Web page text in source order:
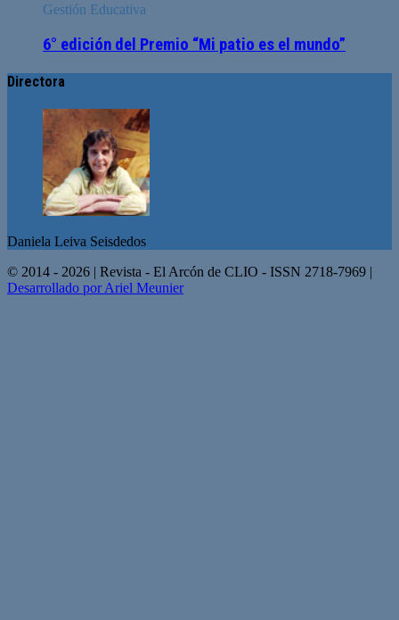
Gestión Educativa
6° edición del Premio “Mi patio es el mundo”
Directora
Daniela Leiva Seisdedos
© 2014 - 2026 | Revista - El Arcón de CLIO - ISSN 2718-7969 |
Desarrollado por Ariel Meunier